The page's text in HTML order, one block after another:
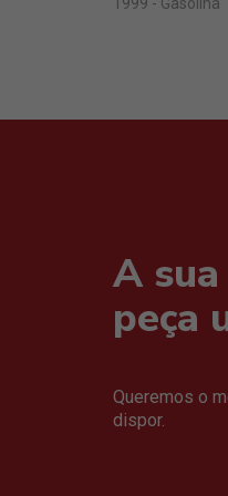
A
peça
Queremos o
dispor.